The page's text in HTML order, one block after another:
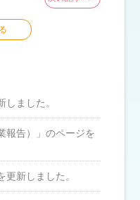
しました。
報告）」のページを
更新しました。